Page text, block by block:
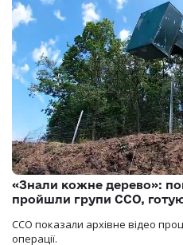
«Знали кожне дерево»:
пройшли групи ССО,
ССО показали архівне відео
операції.